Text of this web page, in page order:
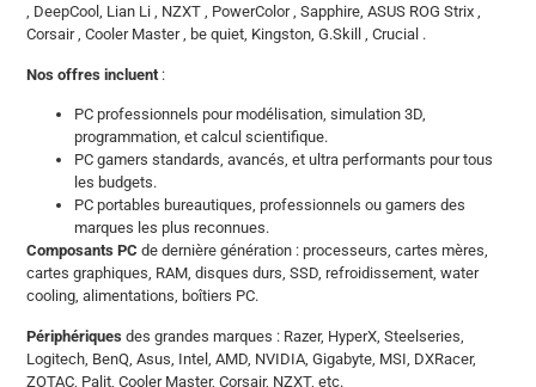
, DeepCool, Lian Li , NZXT , PowerColor , Sapphire, ASUS ROG Strix ,
Corsair , Cooler Master , be quiet, Kingston, G.Skill , Crucial .
Nos offres incluent :
PC professionnels pour modélisation, simulation 3D,
programmation, et calcul scientifique.
PC gamers standards, avancés, et ultra performants pour tous
les budgets.
PC portables bureautiques, professionnels ou gamers des
marques les plus reconnues.
Composants PC de dernière génération : processeurs, cartes mères,
cartes graphiques, RAM, disques durs, SSD, refroidissement, water
cooling, alimentations, boîtiers PC.
Périphériques des grandes marques : Razer, HyperX, Steelseries,
Logitech, BenQ, Asus, Intel, AMD, NVIDIA, Gigabyte, MSI, DXRacer,
ZOTAC, Palit, Cooler Master, Corsair, NZXT, etc.